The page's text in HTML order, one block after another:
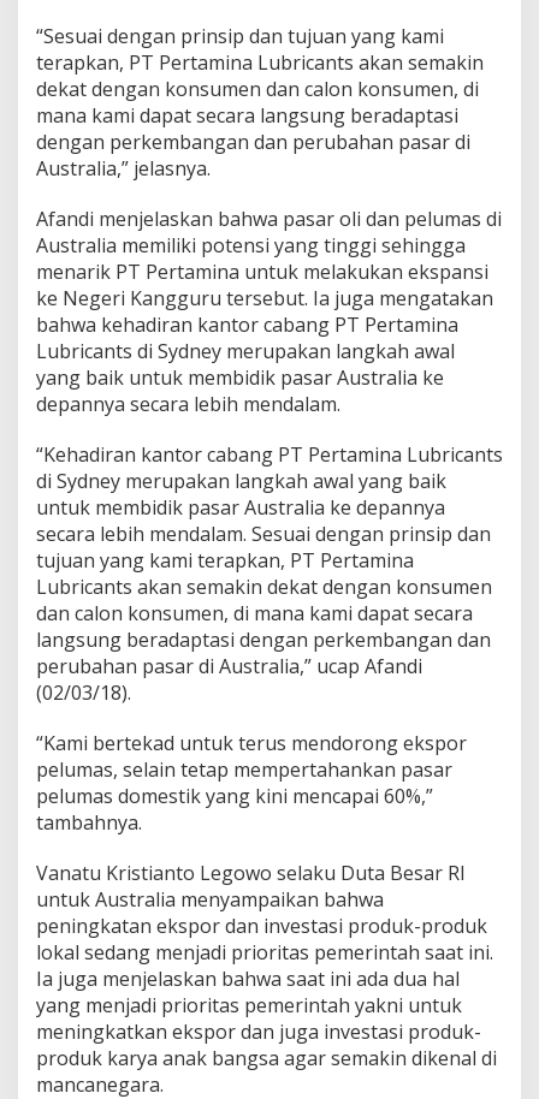
y
d
n
e
y
“Sesuai dengan prinsip dan tujuan yang kami
terapkan, PT Pertamina Lubricants akan semakin
dekat dengan konsumen dan calon konsumen, di
mana kami dapat secara langsung beradaptasi
dengan perkembangan dan perubahan pasar di
Australia,” jelasnya.
Afandi menjelaskan bahwa pasar oli dan pelumas di
Australia memiliki potensi yang tinggi sehingga
menarik PT Pertamina untuk melakukan ekspansi
ke Negeri Kangguru tersebut. Ia juga mengatakan
bahwa kehadiran kantor cabang PT Pertamina
Lubricants di Sydney merupakan langkah awal
yang baik untuk membidik pasar Australia ke
depannya secara lebih mendalam.
“Kehadiran kantor cabang PT Pertamina Lubricants
di Sydney merupakan langkah awal yang baik
untuk membidik pasar Australia ke depannya
secara lebih mendalam. Sesuai dengan prinsip dan
tujuan yang kami terapkan, PT Pertamina
Lubricants akan semakin dekat dengan konsumen
dan calon konsumen, di mana kami dapat secara
langsung beradaptasi dengan perkembangan dan
perubahan pasar di Australia,” ucap Afandi
(02/03/18).
“Kami bertekad untuk terus mendorong ekspor
pelumas, selain tetap mempertahankan pasar
pelumas domestik yang kini mencapai 60%,”
tambahnya.
Vanatu Kristianto Legowo selaku Duta Besar RI
untuk Australia menyampaikan bahwa
peningkatan ekspor dan investasi produk-produk
lokal sedang menjadi prioritas pemerintah saat ini.
Ia juga menjelaskan bahwa saat ini ada dua hal
yang menjadi prioritas pemerintah yakni untuk
meningkatkan ekspor dan juga investasi produk-
produk karya anak bangsa agar semakin dikenal di
mancanegara.